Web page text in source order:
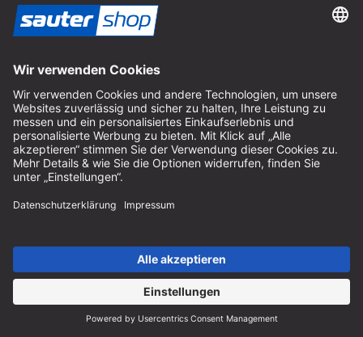
Deutschland
Öffnungszeiten vor Ort
Montag bis Freitag
8:30 - 12:30 Uhr & 14:00 - 16:30 Uhr
Hinweise zur Verpackung
Liefer- & Versandkosten
Kontaktformular
Widerrufsrecht